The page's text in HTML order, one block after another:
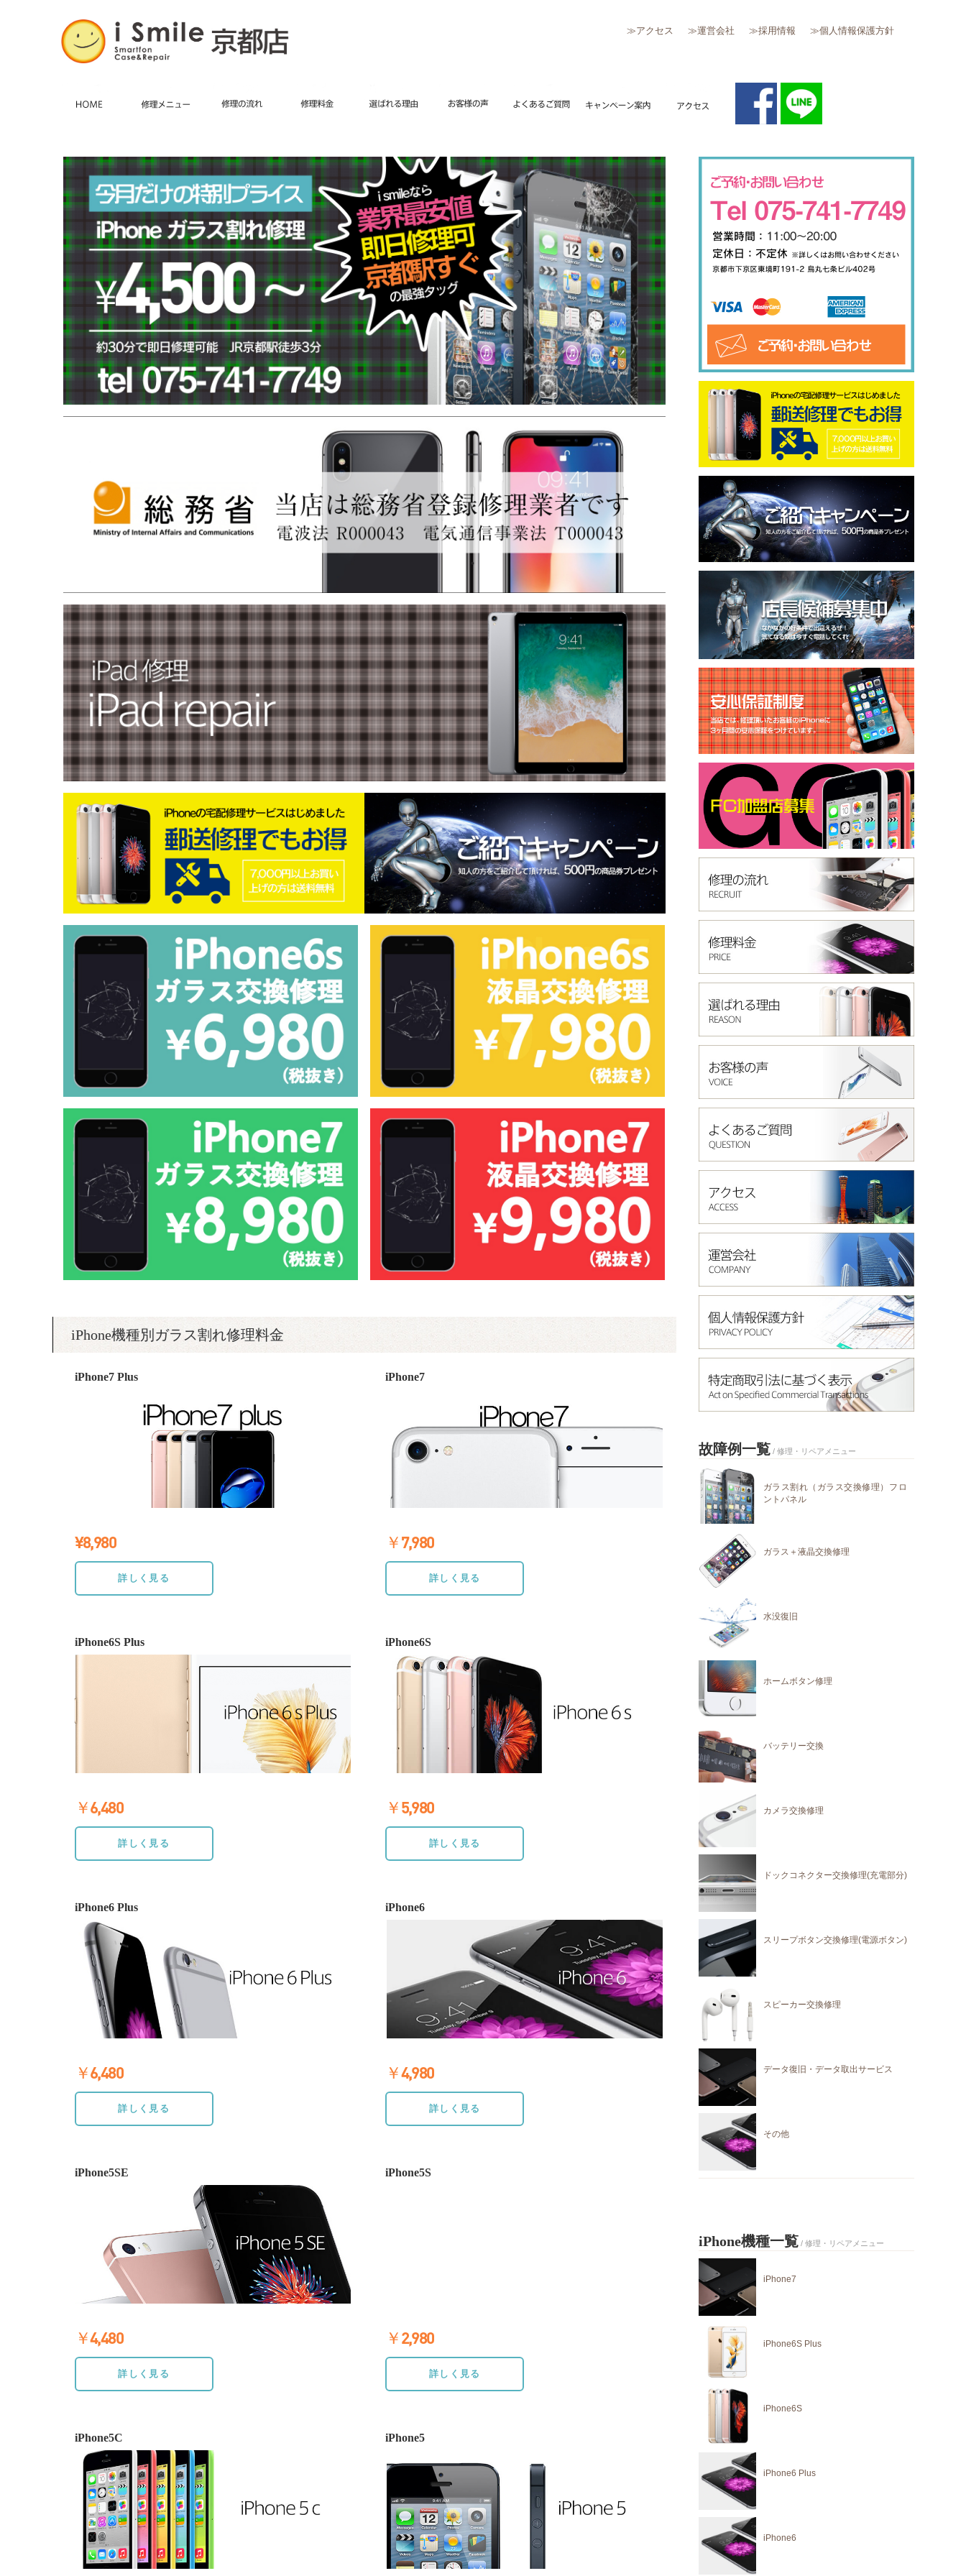
≫アクセス ≫運営会社 ≫採用情報 ≫個人情報保護方針
キャンペーン案内アクセス
iPhone機種別ガラス割れ修理料金
iPhone7 Plus
¥8,980
詳しく見る
iPhone7
￥7,980
詳しく見る
iPhone6S Plus
￥6,480
詳しく見る
iPhone6S
￥5,980
詳しく見る
iPhone6 Plus
￥6,480
詳しく見る
iPhone6
￥4,980
詳しく見る
iPhone5SE
￥4,480
詳しく見る
iPhone5S
￥2,980
詳しく見る
iPhone5C iPhone5
故障例一覧/ 修理・リペアメニュー
ガラス割れ（ガラス交換修理）フロ
ントパネル
ガラス＋液晶交換修理
水没復旧
ホームボタン修理
バッテリー交換
カメラ交換修理
ドックコネクター交換修理(充電部分)
スリープボタン交換修理(電源ボタン)
スピーカー交換修理
データ復旧・データ取出サービス
その他
iPhone機種一覧/ 修理・リペアメニュー
iPhone7
iPhone6S Plus
iPhone6S
iPhone6 Plus
iPhone6